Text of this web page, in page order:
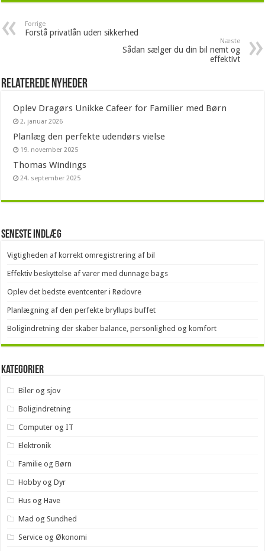
Forrige
Forstå privatlån uden sikkerhed
Næste
Sådan sælger du din bil nemt og
effektivt
Relaterede nyheder
Oplev Dragørs Unikke Cafeer for Familier med Børn
2. januar 2026
Planlæg den perfekte udendørs vielse
19. november 2025
Thomas Windings
24. september 2025
Seneste indlæg
Vigtigheden af korrekt omregistrering af bil
Effektiv beskyttelse af varer med dunnage bags
Oplev det bedste eventcenter i Rødovre
Planlægning af den perfekte bryllups buffet
Boligindretning der skaber balance, personlighed og komfort
Kategorier
Biler og sjov
Boligindretning
Computer og IT
Elektronik
Familie og Børn
Hobby og Dyr
Hus og Have
Mad og Sundhed
Service og Økonomi